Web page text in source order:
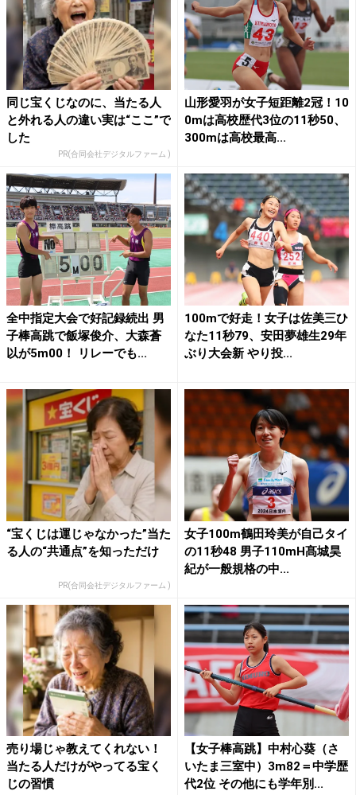
同じ宝くじなのに、当たる人
と外れる人の違い実は“ここ”で
した
PR(合同会社デジタルファーム )
山形愛羽が女子短距離2冠！10
0mは高校歴代3位の11秒50、
300mは高校最高...
全中指定大会で好記録続出 男
子棒高跳で飯塚俊介、大森蒼
以が5m00！ リレーでも...
100mで好走！女子は佐美三ひ
なた11秒79、安田夢雄生29年
ぶり大会新 やり投...
“宝くじは運じゃなかった”当た
る人の“共通点”を知っただけ
PR(合同会社デジタルファーム )
女子100m鶴田玲美が自己タイ
の11秒48 男子110mH髙城昊
紀が一般規格の中...
売り場じゃ教えてくれない！
当たる人だけがやってる宝く
じの習慣
【女子棒高跳】中村心葵（さ
いたま三室中）3m82＝中学歴
代2位 その他にも学年別...